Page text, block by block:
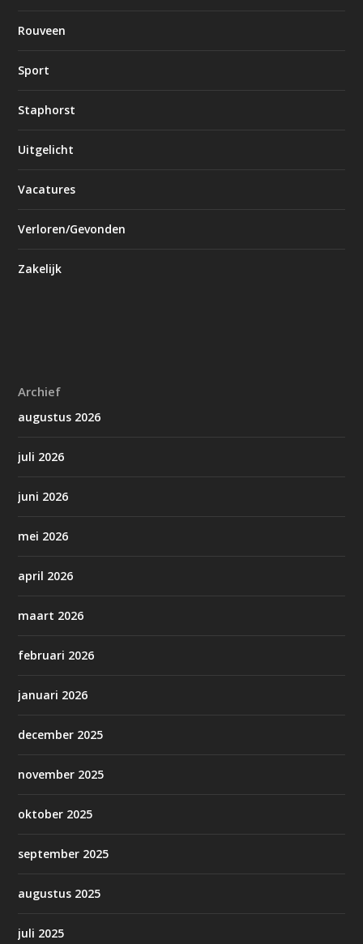
Rouveen
Sport
Staphorst
Uitgelicht
Vacatures
Verloren/Gevonden
Zakelijk
Archief
augustus 2026
juli 2026
juni 2026
mei 2026
april 2026
maart 2026
februari 2026
januari 2026
december 2025
november 2025
oktober 2025
september 2025
augustus 2025
juli 2025